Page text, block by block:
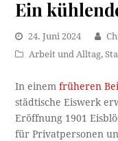
Ein
24. Juni 2024
Arbeit und Alltag,
In einemfrüheren
städtische Eiswerk
Eröffnung 1901
für Privatpersonen